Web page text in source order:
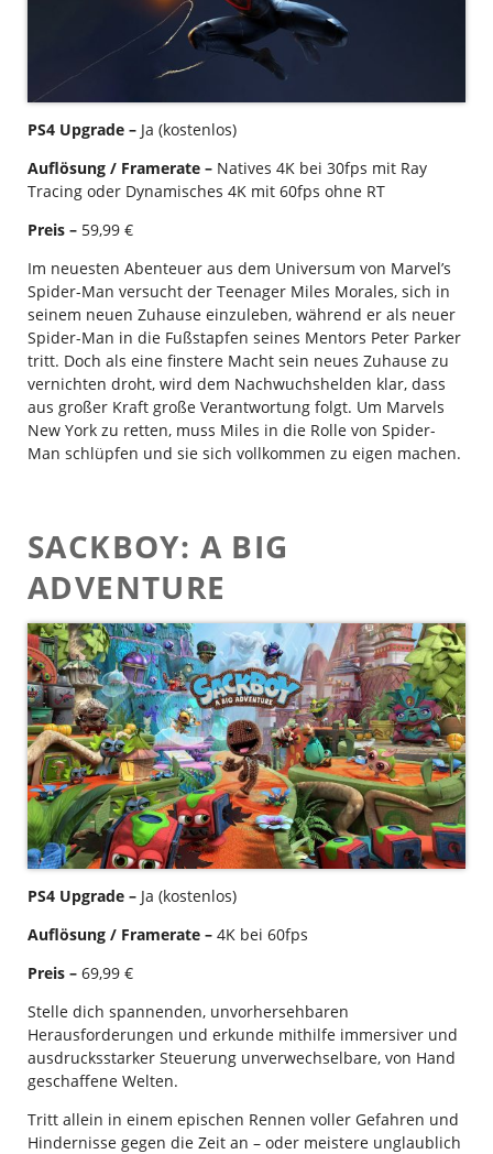
PS4 Upgrade – Ja (kostenlos)
Auflösung / Framerate – Natives 4K bei 30fps mit Ray
Tracing oder Dynamisches 4K mit 60fps ohne RT
Preis – 59,99 €
Im neuesten Abenteuer aus dem Universum von Marvel’s
Spider-Man versucht der Teenager Miles Morales, sich in
seinem neuen Zuhause einzuleben, während er als neuer
Spider-Man in die Fußstapfen seines Mentors Peter Parker
tritt. Doch als eine finstere Macht sein neues Zuhause zu
vernichten droht, wird dem Nachwuchshelden klar, dass
aus großer Kraft große Verantwortung folgt. Um Marvels
New York zu retten, muss Miles in die Rolle von Spider-
Man schlüpfen und sie sich vollkommen zu eigen machen.
SACKBOY: A BIG
ADVENTURE
PS4 Upgrade – Ja (kostenlos)
Auflösung / Framerate – 4K bei 60fps
Preis – 69,99 €
Stelle dich spannenden, unvorhersehbaren
Herausforderungen und erkunde mithilfe immersiver und
ausdrucksstarker Steuerung unverwechselbare, von Hand
geschaffene Welten.
Tritt allein in einem epischen Rennen voller Gefahren und
Hindernisse gegen die Zeit an – oder meistere unglaublich